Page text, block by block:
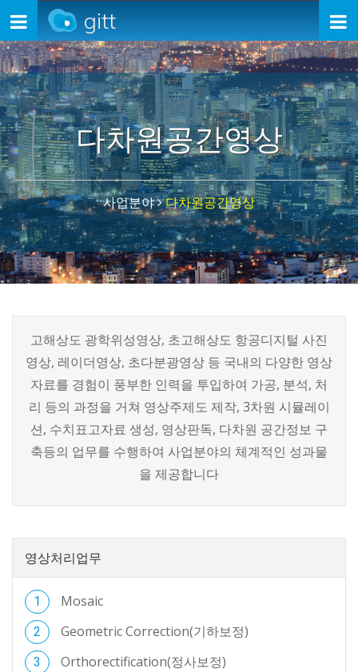
Toggle
navigation
gitt
다차원공간영상
사업분야 다차원공간영상
고해상도 광학위성영상, 초고해상도 항공디지털 사진
영상, 레이더영상, 초다분광영상 등 국내의 다양한 영상
자료를 경험이 풍부한 인력을 투입하여 가공, 분석, 처
리 등의 과정을 거쳐 영상주제도 제작, 3차원 시뮬레이
션, 수치표고자료 생성, 영상판독, 다차원 공간정보 구
축등의 업무를 수행하여 사업분야의 체계적인 성과물
을 제공합니다
영상처리업무
Mosaic
Geometric Correction(기하보정)
Orthorectification(정사보정)